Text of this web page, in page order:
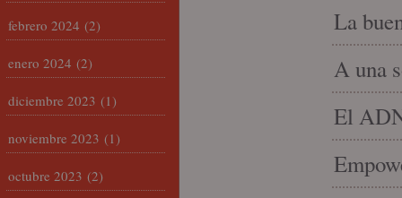
La
A una
El
febrero 2024 (2)
enero 2024 (2)
diciembre 2023 (1)
noviembre 2023 (1)
octubre 2023 (2)